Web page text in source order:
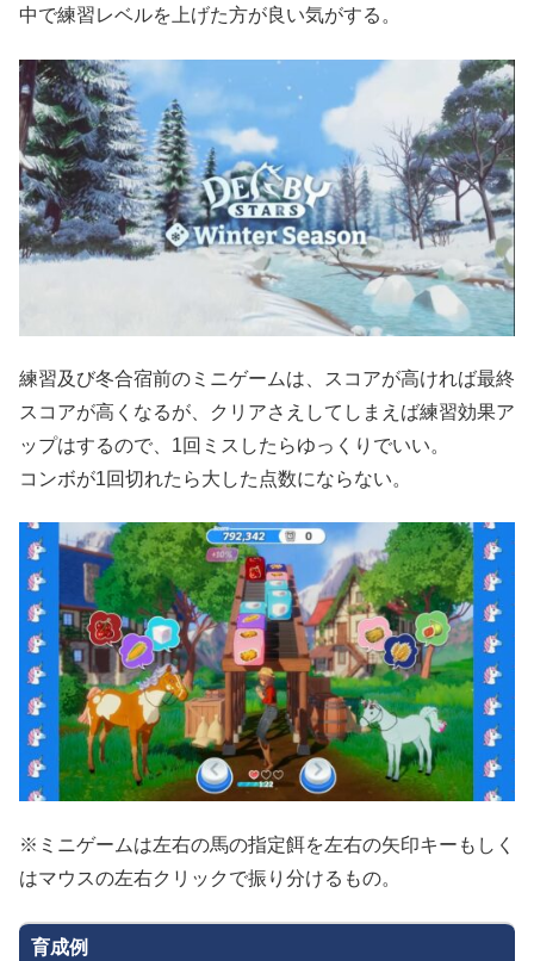
中で練習レベルを上げた方が良い気がする。
練習及び冬合宿前のミニゲームは、スコアが高ければ最終
スコアが高くなるが、クリアさえしてしまえば練習効果ア
ップはするので、1回ミスしたらゆっくりでいい。
コンボが1回切れたら大した点数にならない。
※ミニゲームは左右の馬の指定餌を左右の矢印キーもしく
はマウスの左右クリックで振り分けるもの。
育成例